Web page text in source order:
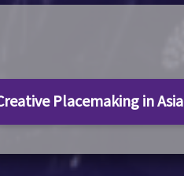
Placemaking in Asia